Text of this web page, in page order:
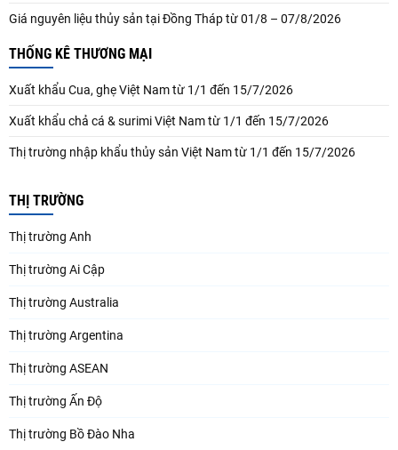
Giá nguyên liệu thủy sản tại Đồng Tháp từ 01/8 – 07/8/2026
THỐNG KÊ THƯƠNG MẠI
Xuất khẩu Cua, ghẹ Việt Nam từ 1/1 đến 15/7/2026
Xuất khẩu chả cá & surimi Việt Nam từ 1/1 đến 15/7/2026
Thị trường nhập khẩu thủy sản Việt Nam từ 1/1 đến 15/7/2026
THỊ TRƯỜNG
Thị trường Anh
Thị trường Ai Cập
Thị trường Australia
Thị trường Argentina
Thị trường ASEAN
Thị trường Ấn Độ
Thị trường Bồ Đào Nha